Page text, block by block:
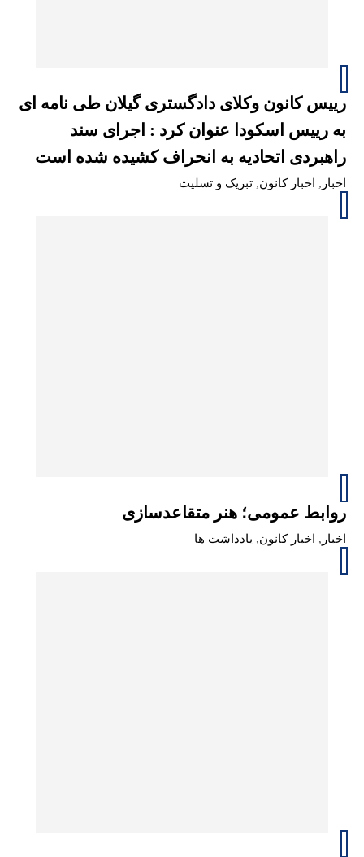
رییس کانون وکلای دادگستری گیلان طی نامه ای
به رییس اسکودا عنوان کرد : اجرای سند
راهبردی اتحادیه به انحراف کشیده شده است
اخبار , اخبار کانون,تبریک و تسلیت
روابط عمومی؛ هنر متقاعدسازی
اخبار , اخبار کانون, یادداشت ها